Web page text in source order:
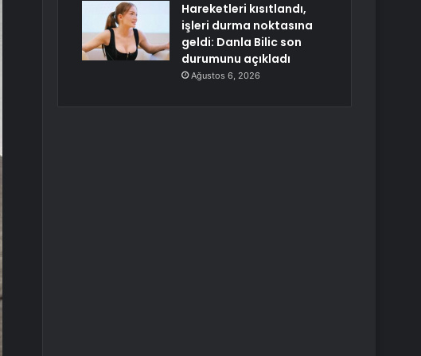
Hareketleri kısıtlandı,
işleri durma noktasına
geldi: Danla Bilic son
durumunu açıkladı
Ağustos 6, 2026